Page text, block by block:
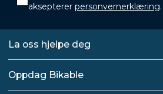
aksepterer personvernerklæring.
La oss hjelpe deg
Oppdag Bikable